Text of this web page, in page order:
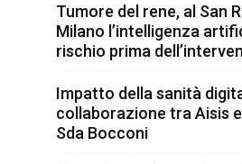
Tumore del rene, al San
Milano l’intelligenza
rischio prima
Impatto della sanità
collaborazione tra Aisis
Sda Bocconi